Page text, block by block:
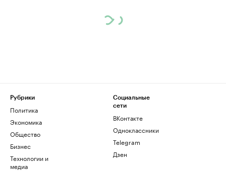
Рубрики
Политика
Экономика
Общество
Бизнес
Технологии и
медиа
Социальные
сети
ВКонтакте
Одноклассники
Telegram
Дзен